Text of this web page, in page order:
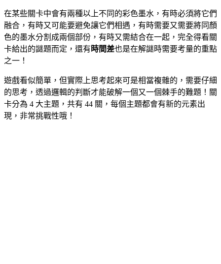
在某些關卡中會有兩種以上不同的彩色墨水，有時必須將它們
融合，有時又可能要避免讓它們相遇，有時需要又需要將同顏
色的墨水分割成兩個部份，有時又需結合在一起，完全得看關
卡給出的謎題而定，還有 時間差也是在解謎時需要考量的重點
之一！
遊戲看似簡單，但實際上思考起來可是相當複雜的，需要仔細
的思考，透過邏輯的判斷才能破解一個又一個棘手的難題！關
卡分為 4 大主題，共有 44 關，每個主題都會有新的元素出
現，非常挑戰性哦！